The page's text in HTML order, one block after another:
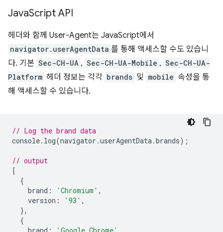
JavaScript API
헤더와 함께 User-Agent는 JavaScript에서
navigator.userAgentData 를 통해 액세스할 수도 있습니
다. 기본 Sec-CH-UA , Sec-CH-UA-Mobile , Sec-CH-UA-
Platform 헤더 정보는 각각 brands 및 mobile 속성을 통
해 액세스할 수 있습니다.
// Log the brand data
console. log(navigator .userAgentData.brands);
// output
[
{
brand : 'Chromium' ,
version : '93' ,
},
{